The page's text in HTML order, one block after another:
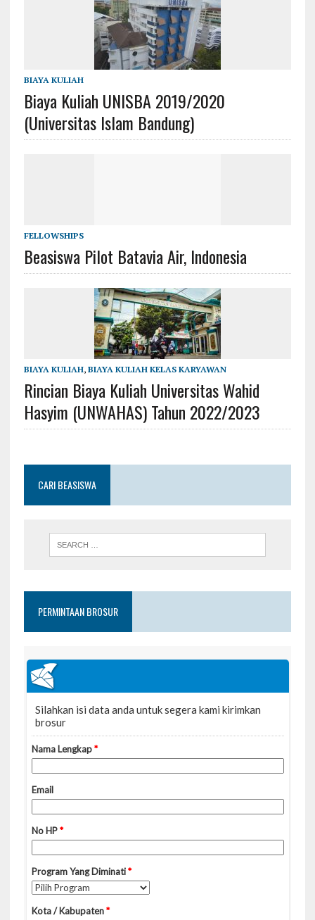
BIAYA KULIAH
Biaya Kuliah UNISBA 2019/2020
(Universitas Islam Bandung)
FELLOWSHIPS
Beasiswa Pilot Batavia Air, Indonesia
BIAYA KULIAH, BIAYA KULIAH KELAS KARYAWAN
Rincian Biaya Kuliah Universitas Wahid
Hasyim (UNWAHAS) Tahun 2022/2023
CARI BEASISWA
PERMINTAAN BROSUR